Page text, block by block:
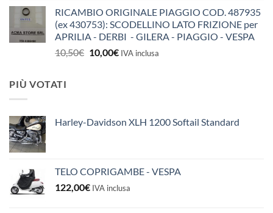
RICAMBIO ORIGINALE PIAGGIO COD. 487935
(ex 430753): SCODELLINO LATO FRIZIONE per
APRILIA - DERBI - GILERA - PIAGGIO - VESPA
10,50€ Il
10,00€IlIVA inclusa
PIÙ VOTATI
Harley-Davidson XLH 1200 Softail Standard
TELO COPRIGAMBE - VESPA
122,00€ IVA inclusa